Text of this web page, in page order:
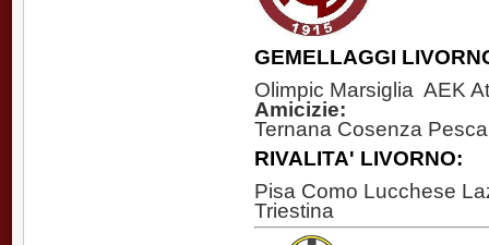
GEMELLAGGI
Olimpic Marsiglia AEK
Amicizie:
Ternana Cosenza
RIVALITA' LIVORNO:
Pisa Como Lucchese
Triestina